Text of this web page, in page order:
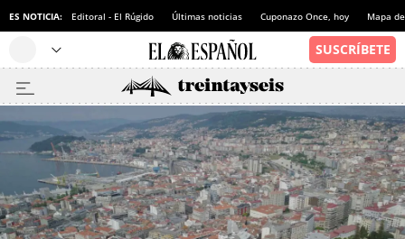
ES NOTICIA: Editoral - El Rúgido Últimas noticias Cuponazo Once, hoy Mapa